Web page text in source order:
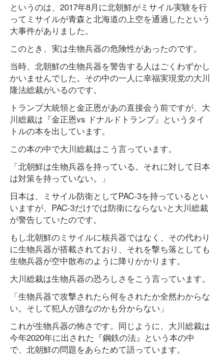
というのは、2017年8月に北朝鮮がミサイル実験を行
ってミサイルが青森と北海道の上空を通過したという
大事件がありました。
このとき、実は生物兵器の危険性があったのです。
当時、北朝鮮の生物兵器を警告する人はごくわずかし
かいませんでした。その中の一人に幸福実現党の大川
隆法総裁がいるのです。
トランプ大統領と金正恩があの直接会う前ですが、大
川総裁は『金正恩vs ドナルドトランプ』というタイ
トルの本を出しています。
この本の中で大川総裁はこう言っています。
「北朝鮮は生物兵器を持っている。それに対して日本
は対策を持っていない。」
日本は、ミサイル防衛としてPAC-3を持っているとい
いますが、PAC-3だけでは防衛にならないと大川総裁
が警告していたのです。
もし北朝鮮のミサイルに核兵器ではなく、その代わり
に生物兵器が搭載されており、それを撃ち落としても
生物兵器が空中散布のように降りかかります。
大川総裁は生物兵器の恐ろしさをこう言っています。
「生物兵器で攻撃されたら何をされたか全然わからな
い。そして犯人が誰なのかも分からない」
これが生物兵器の怖さです。同じように、大川総裁は
今年2020年に出された『鋼鉄の法』という本の中
で、北朝鮮の問題をあらためて語っています。